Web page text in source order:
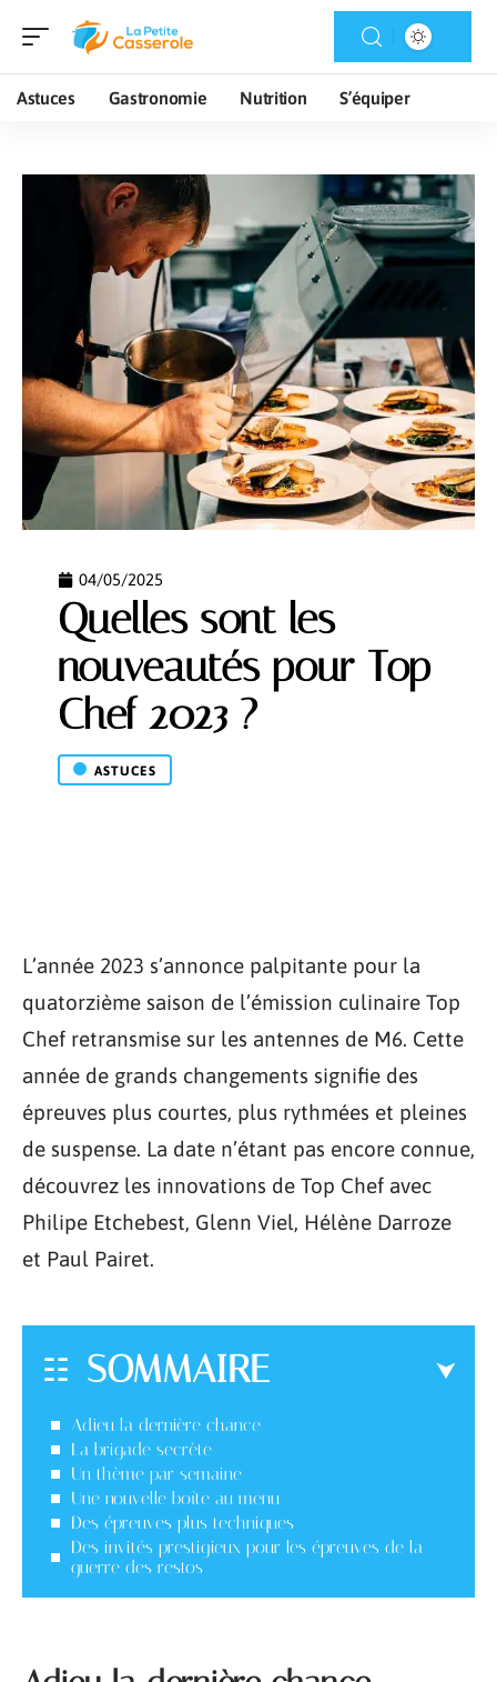
Astuces Gastronomie Nutrition S’équiper
04/05/2025
Quelles sont les
nouveautés pour Top
Chef 2023 ?
ASTUCES
L’année 2023 s’annonce palpitante pour la
quatorzième saison de l’émission culinaire Top
Chef retransmise sur les antennes de M6. Cette
année de grands changements signifie des
épreuves plus courtes, plus rythmées et pleines
de suspense. La date n’étant pas encore connue,
découvrez les innovations de Top Chef avec
Philipe Etchebest, Glenn Viel, Hélène Darroze
et Paul Pairet.
SOMMAIRE
Adieu la dernière chance
La brigade secrète
Un thème par semaine
Une nouvelle boîte au menu
Des épreuves plus techniques
Des invités prestigieux pour les épreuves de la
guerre des restos